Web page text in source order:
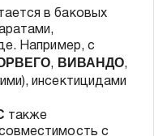
в баковых
Например, с
, ВИВАНДО,
инсектицидами
также
с